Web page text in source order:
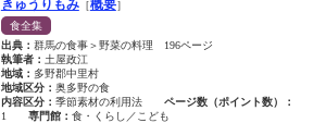
きゅうりもみ［概要］
食全集
出典： 群馬の食事＞野菜の料理 196ページ
執筆者： 土屋政江
地域： 多野郡中里村
地域区分： 奥多野の食
内容区分： 季節素材の利用法
ページ数（ポイント数）：
1
専門館： 食・くらし／こども